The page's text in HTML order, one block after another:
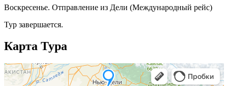
Воскресенье. Отправление из Дели (Международный рейс)
Тур завершается.
Карта Тура